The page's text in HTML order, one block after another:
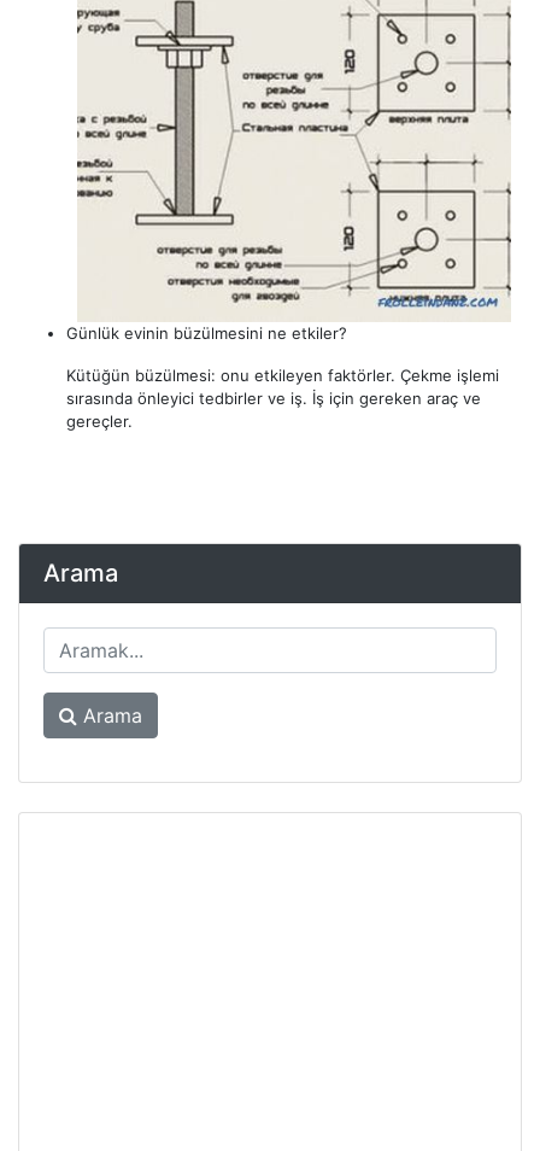
Günlük evinin büzülmesini ne etkiler?
Kütüğün büzülmesi: onu etkileyen faktörler. Çekme işlemi
sırasında önleyici tedbirler ve iş. İş için gereken araç ve
gereçler.
Arama
Arama